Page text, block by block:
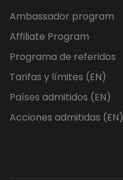
Ambassador program
Affiliate Program
Programa de referidos
Tarifas y límites (EN)
Países admitidos (EN)
Acciones admitidas (EN)